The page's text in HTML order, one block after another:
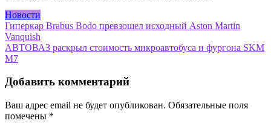
Новости
Навигация
по
записям
Гиперкар Brabus Bodo превзошел исходный Aston Martin
Vanquish
АВТОВАЗ раскрыл стоимость микроавтобуса и фургона SKM
М7
Добавить комментарий
Ваш адрес email не будет опубликован. Обязательные поля
помечены *